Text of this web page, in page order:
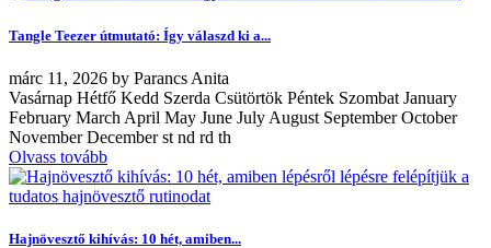
Tangle Teezer útmutató: Így válaszd ki a...
márc 11, 2026 by Parancs Anita
Vasárnap Hétfő Kedd Szerda Csütörtök Péntek Szombat January
February March April May June July August September October
November December st nd rd th
Olvass tovább
Hajnövesztő kihívás: 10 hét, amiben...